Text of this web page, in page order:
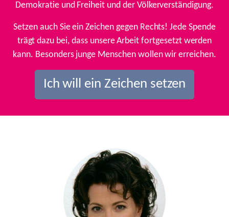
Demokratie und Freiheit und der Völkerverständigung.
Setzen auch Sie ein Zeichen gegen Rechts! Jede Spende
trägt dazu bei, dass unsere Arbeit fortgesetzt werden
kann. Besonders junge Menschen wollen wir erreichen.
Ich will ein Zeichen setzen